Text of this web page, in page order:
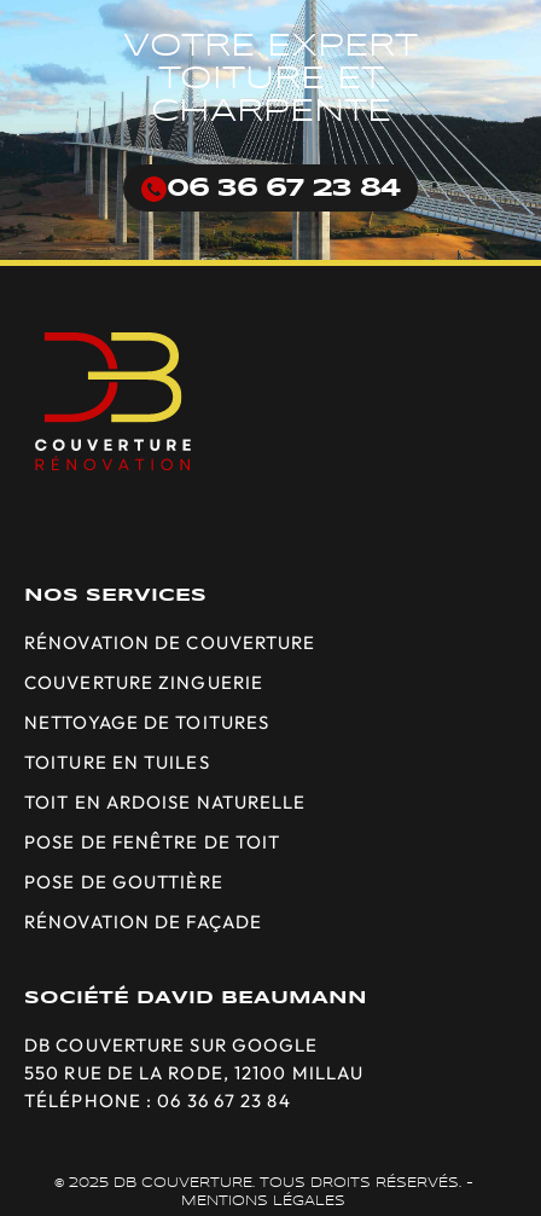
VOTRE EXPERT
TOITURE ET
CHARPENTE
06 36 67 23 84
NOS SERVICES
RÉNOVATION DE COUVERTURE
COUVERTURE ZINGUERIE
NETTOYAGE DE TOITURES
TOITURE EN TUILES
TOIT EN ARDOISE NATURELLE
POSE DE FENÊTRE DE TOIT
POSE DE GOUTTIÈRE
RÉNOVATION DE FAÇADE
SOCIÉTÉ DAVID BEAUMANN
DB COUVERTURE SUR GOOGLE
550 RUE DE LA RODE, 12100 MILLAU
TÉLÉPHONE : 06 36 67 23 84
© 2025 DB COUVERTURE. TOUS DROITS RÉSERVÉS. -
MENTIONS LÉGALES